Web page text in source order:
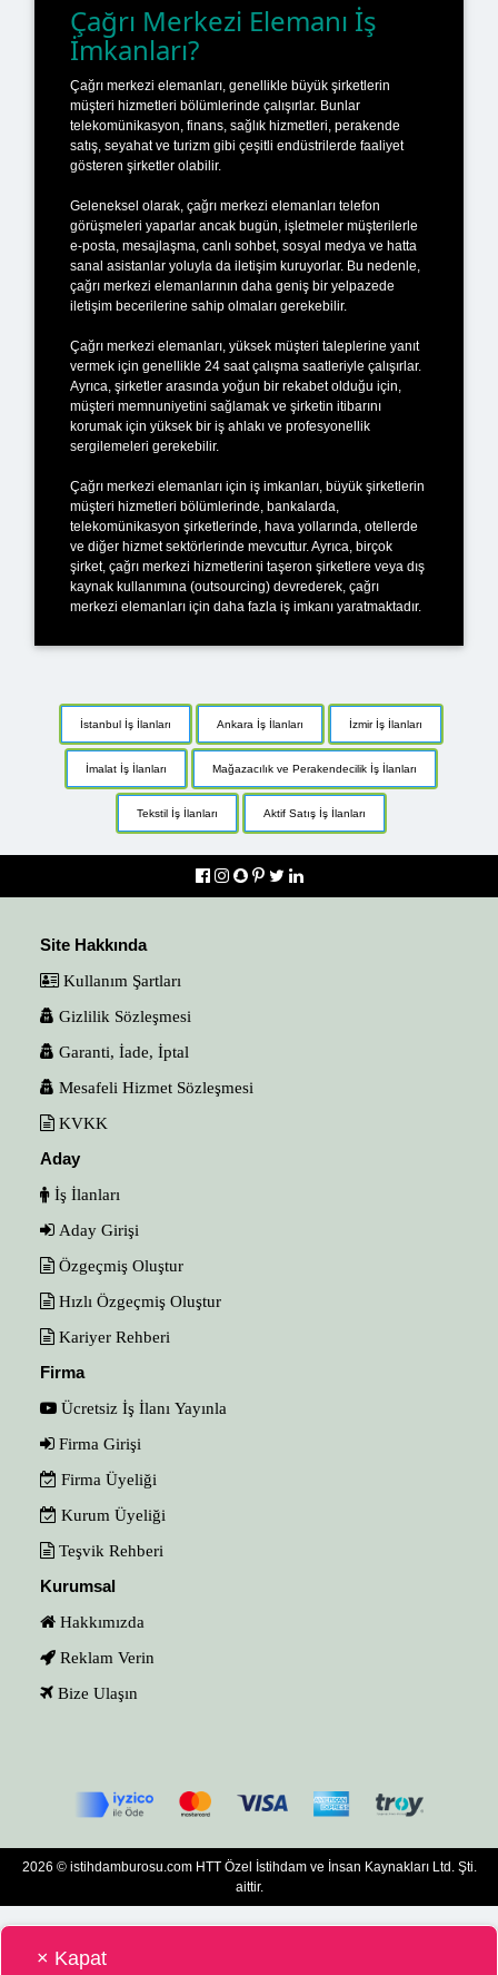
Çağrı Merkezi Elemanı İş
İmkanları?
Çağrı merkezi elemanları, genellikle büyük şirketlerin
müşteri hizmetleri bölümlerinde çalışırlar. Bunlar
telekomünikasyon, finans, sağlık hizmetleri, perakende
satış, seyahat ve turizm gibi çeşitli endüstrilerde faaliyet
gösteren şirketler olabilir.
Geleneksel olarak, çağrı merkezi elemanları telefon
görüşmeleri yaparlar ancak bugün, işletmeler müşterilerle
e-posta, mesajlaşma, canlı sohbet, sosyal medya ve hatta
sanal asistanlar yoluyla da iletişim kuruyorlar. Bu nedenle,
çağrı merkezi elemanlarının daha geniş bir yelpazede
iletişim becerilerine sahip olmaları gerekebilir.
Çağrı merkezi elemanları, yüksek müşteri taleplerine yanıt
vermek için genellikle 24 saat çalışma saatleriyle çalışırlar.
Ayrıca, şirketler arasında yoğun bir rekabet olduğu için,
müşteri memnuniyetini sağlamak ve şirketin itibarını
korumak için yüksek bir iş ahlakı ve profesyonellik
sergilemeleri gerekebilir.
Çağrı merkezi elemanları için iş imkanları, büyük şirketlerin
müşteri hizmetleri bölümlerinde, bankalarda,
telekomünikasyon şirketlerinde, hava yollarında, otellerde
ve diğer hizmet sektörlerinde mevcuttur. Ayrıca, birçok
şirket, çağrı merkezi hizmetlerini taşeron şirketlere veya dış
kaynak kullanımına (outsourcing) devrederek, çağrı
merkezi elemanları için daha fazla iş imkanı yaratmaktadır.
İstanbul İş İlanları Ankara İş İlanları İzmir İş İlanları
İmalat İş İlanları Mağazacılık ve Perakendecilik İş İlanları
Tekstil İş İlanları Aktif Satış İş İlanları
Site Hakkında
Kullanım Şartları
Gizlilik Sözleşmesi
Garanti, İade, İptal
Mesafeli Hizmet Sözleşmesi
KVKK
Aday
İş İlanları
Aday Girişi
Özgeçmiş Oluştur
Hızlı Özgeçmiş Oluştur
Kariyer Rehberi
Firma
Ücretsiz İş İlanı Yayınla
Firma Girişi
Firma Üyeliği
Kurum Üyeliği
Teşvik Rehberi
Kurumsal
Hakkımızda
Reklam Verin
Bize Ulaşın
2026 © istihdamburosu.com HTT Özel İstihdam ve İnsan Kaynakları Ltd. Şti.
aittir.
× Kapat